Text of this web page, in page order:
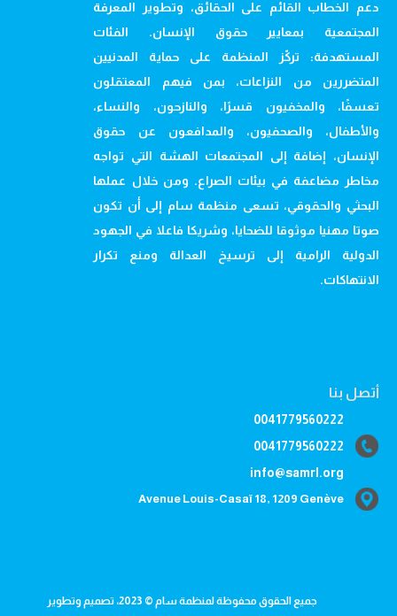
دعم الخطاب القائم على الحقائق، وتطوير المعرفة
المجتمعية بمعايير حقوق الإنسان. الفئات
المستهدفة: تركّز المنظمة على حماية المدنيين
المتضررين من النزاعات، بمن فيهم المعتقلون
تعسفًا، والمخفيون قسرًا، والنازحون، والنساء،
والأطفال، والصحفيون، والمدافعون عن حقوق
الإنسان، إضافة إلى المجتمعات الهشة التي تواجه
مخاطر مضاعفة في بيئات الصراع. ومن خلال عملها
البحثي والحقوقي، تسعى منظمة سام إلى أن تكون
صوتا مهنيا موثوقا للضحايا، وشريكا فاعلا في الجهود
الدولية الرامية إلى ترسيخ العدالة ومنع تكرار
الانتهاكات.
أتصل بنا
0041779560222
0041779560222
info@samrl.org
Avenue Louis-Casaï 18, 1209 Genève
جميع الحقوق محفوظة لمنظمة سام © 2023، تصميم وتطوير